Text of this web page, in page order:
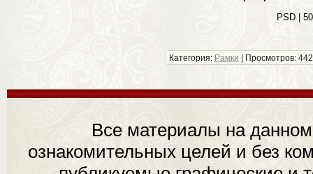
PSD |
Категория: Рамки | Просмотров:
Все материалы на
ознакомительных целей и без